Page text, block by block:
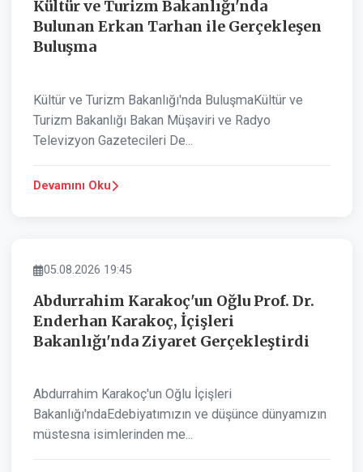
Kültür ve Turizm Bakanlığı'nda
Bulunan Erkan Tarhan ile Gerçekleşen
Buluşma
Kültür ve Turizm Bakanlığı'nda BuluşmaKültür ve
Turizm Bakanlığı Bakan Müşaviri ve Radyo
Televizyon Gazetecileri De...
Devamını Oku
ASAYIŞ
05.08.2026 19:45
Abdurrahim Karakoç'un Oğlu Prof. Dr.
Enderhan Karakoç, İçişleri
Bakanlığı'nda Ziyaret Gerçekleştirdi
Abdurrahim Karakoç'un Oğlu İçişleri
Bakanlığı'ndaEdebiyatımızın ve düşünce dünyamızın
müstesna isimlerinden me...